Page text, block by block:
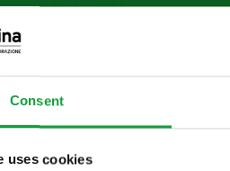
Consent
uses cookies
di Milano